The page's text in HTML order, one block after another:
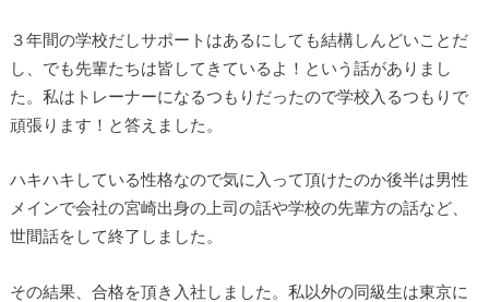
３年間の学校だしサポートはあるにしても結構しんどいことだ
し、でも先輩たちは皆してきているよ！という話がありまし
た。私はトレーナーになるつもりだったので学校入るつもりで
頑張ります！と答えました。
ハキハキしている性格なので気に入って頂けたのか後半は男性
メインで会社の宮崎出身の上司の話や学校の先輩方の話など、
世間話をして終了しました。
その結果、合格を頂き入社しました。私以外の同級生は東京に